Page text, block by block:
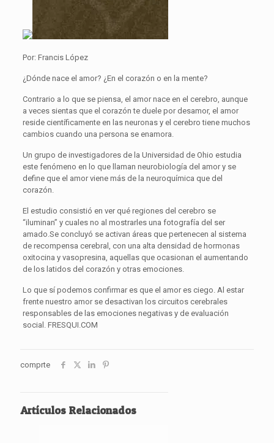
Por: Francis López
¿Dónde nace el amor? ¿En el corazón o en la mente?
Contrario a lo que se piensa, el amor nace en el cerebro, aunque
a veces sientas que el corazón te duele por desamor, el amor
reside científicamente en las neuronas y el cerebro tiene muchos
cambios cuando una persona se enamora.
Un grupo de investigadores de la Universidad de Ohio estudia
este fenómeno en lo que llaman neurobiología del amor y se
define que el amor viene más de la neuroquímica que del
corazón.
El estudio consistió en ver qué regiones del cerebro se
“iluminan” y cuales no al mostrarles una fotografía del ser
amado.Se concluyó se activan áreas que pertenecen al sistema
de recompensa cerebral, con una alta densidad de hormonas
oxitocina y vasopresina, aquellas que ocasionan el aumentando
de los latidos del corazón y otras emociones.
Lo que sí podemos confirmar es que el amor es ciego. Al estar
frente nuestro amor se desactivan los circuitos cerebrales
responsables de las emociones negativas y de evaluación
social. FRESQUI.COM
comprte
Artículos Relacionados